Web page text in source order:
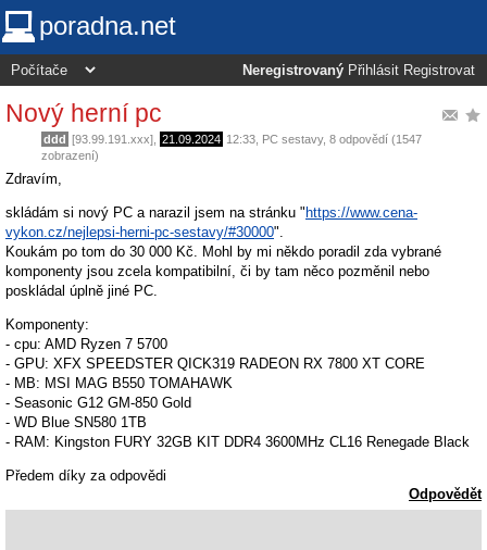
poradna.net
Neregistrovaný Přihlásit Registrovat
Nový herní pc
ddd [93.99.191.xxx], 21.09.2024 12:33 PC sestavy, 8 odpovědí (1547
zobrazení)
Zdravím,
skládám si nový PC a narazil jsem na stránku " https://www.cena-
vykon.cz/nejlepsi-herni-pc-sestavy/#30000".
Koukám po tom do 30 000 Kč. Mohl by mi někdo poradil zda vybrané
komponenty jsou zcela kompatibilní, či by tam něco pozměnil nebo
poskládal úplně jiné PC.
Komponenty:
- cpu: AMD Ryzen 7 5700
- GPU: XFX SPEEDSTER QICK319 RADEON RX 7800 XT CORE
- MB: MSI MAG B550 TOMAHAWK
- Seasonic G12 GM-850 Gold
- WD Blue SN580 1TB
- RAM: Kingston FURY 32GB KIT DDR4 3600MHz CL16 Renegade Black
Předem díky za odpovědi
Odpovědět